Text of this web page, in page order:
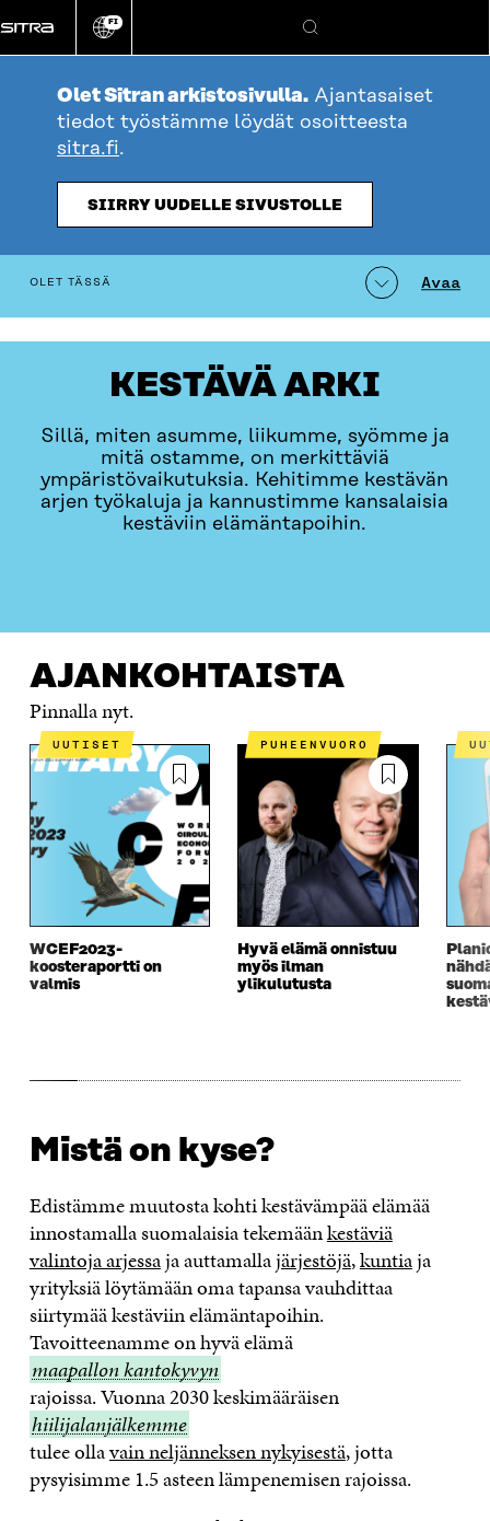
suoraan
sisältöön
Vaihda
kieli
FI
Hae
Olet Sitran arkistosivulla. Ajantasaiset
tiedot työstämme löydät osoitteesta
sitra.fi.
SIIRRY UUDELLE SIVUSTOLLE
KESTÄVÄ ARKI
Sillä, miten asumme, liikumme, syömme ja
mitä ostamme, on merkittäviä
ympäristövaikutuksia. Kehitimme kestävän
arjen työkaluja ja kannustimme kansalaisia
kestäviin elämäntapoihin.
table_of_contents
OLET TÄSSÄ Avaa
AJANKOHTAISTA
Pinnalla nyt.
UUTISET
WCEF2023-
koosteraportti on
valmis
PUHEENVUORO
Hyvä elämä onnistuu
myös ilman
ylikulutusta
Mistä on kyse?
Edistämme muutosta kohti kestävämpää elämää
innostamalla suomalaisia tekemäänkestäviä
valintoja arjessaja auttamallajärjestöjä,kuntiaja
yrityksiä löytämään oma tapansa vauhdittaa
siirtymää kestäviin elämäntapoihin.
Tavoitteenamme on hyvä elämämaapallon
maapallon kantokyvyn
rajoissa. Vuonna 2030 keskimääräisen
hiilijalanjälkemme
tulee ollavain neljänneksen nykyisestä, jotta
pysyisimme 1.5 asteen lämpenemisen rajoissa.